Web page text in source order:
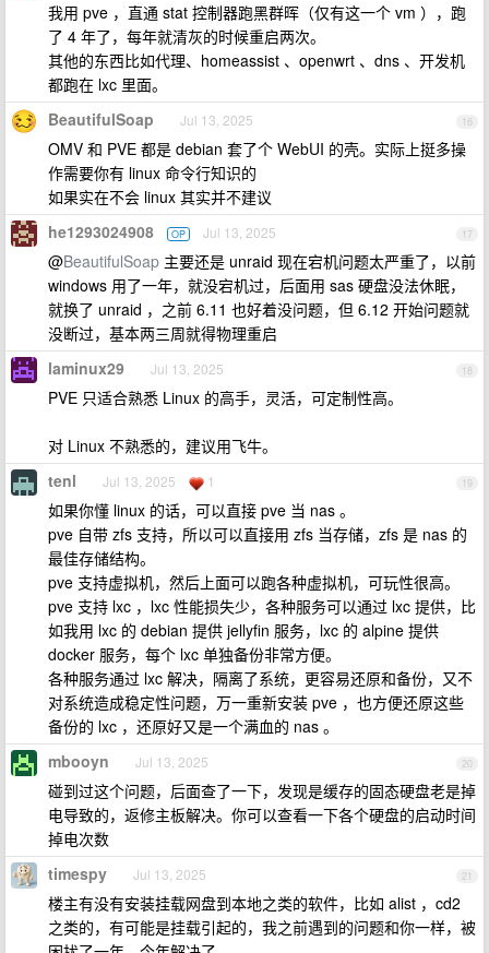
我用 pve ，直通 stat 控制器跑黑群晖（仅有这一个 vm ），跑
了 4 年了，每年就清灰的时候重启两次。
其他的东西比如代理、homeassist 、openwrt 、dns 、开发机
都跑在 lxc 里面。
16
BeautifulSoap Jul 13, 2025
OMV 和 PVE 都是 debian 套了个 WebUI 的壳。实际上挺多操
作需要你有 linux 命令行知识的
如果实在不会 linux 其实并不建议
17
he1293024908 OP Jul 13, 2025
@BeautifulSoap 主要还是 unraid 现在宕机问题太严重了，以前
windows 用了一年，就没宕机过，后面用 sas 硬盘没法休眠，
就换了 unraid ，之前 6.11 也好着没问题，但 6.12 开始问题就
没断过，基本两三周就得物理重启
18
laminux29 Jul 13, 2025
PVE 只适合熟悉 Linux 的高手，灵活，可定制性高。
对 Linux 不熟悉的，建议用飞牛。
19
tenl Jul 13, 2025 1
如果你懂 linux 的话，可以直接 pve 当 nas 。
pve 自带 zfs 支持，所以可以直接用 zfs 当存储，zfs 是 nas 的
最佳存储结构。
pve 支持虚拟机，然后上面可以跑各种虚拟机，可玩性很高。
pve 支持 lxc ，lxc 性能损失少，各种服务可以通过 lxc 提供，比
如我用 lxc 的 debian 提供 jellyfin 服务，lxc 的 alpine 提供
docker 服务，每个 lxc 单独备份非常方便。
各种服务通过 lxc 解决，隔离了系统，更容易还原和备份，又不
对系统造成稳定性问题，万一重新安装 pve ，也方便还原这些
备份的 lxc ，还原好又是一个满血的 nas 。
20
mbooyn Jul 13, 2025
碰到过这个问题，后面查了一下，发现是缓存的固态硬盘老是掉
电导致的，返修主板解决。你可以查看一下各个硬盘的启动时间
掉电次数
21
timespy Jul 13, 2025
楼主有没有安装挂载网盘到本地之类的软件，比如 alist ，cd2
之类的，有可能是挂载引起的，我之前遇到的问题和你一样，被